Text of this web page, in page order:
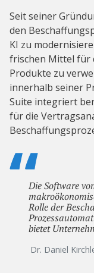
Seit seiner
den
KI zu
frischen Mittel für
Produkte zu
innerhalb seiner
Suite integriert
für die
Die Software
Rolle der
bietet
Dr. Daniel